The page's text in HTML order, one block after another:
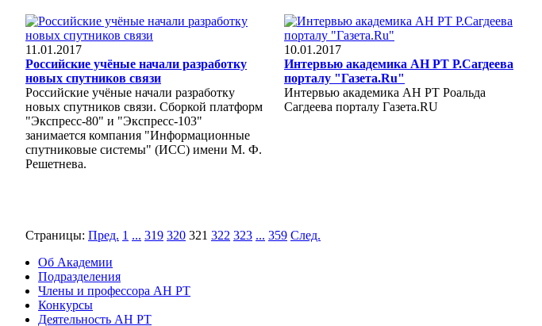
11.01.2017
Российские учёные начали разработку
новых спутников связи
Российские учёные начали разработку
новых спутников связи. Сборкой платформ
"Экспресс-80" и "Экспресс-103"
занимается компания "Информационные
спутниковые системы" (ИСС) имени М. Ф.
Решетнева.
10.01.2017
Интервью академика АН РТ Р.Сагдеева
порталу "Газета.Ru"
Интервью академика АН РТ Роальда
Сагдеева порталу Газета.RU
Страницы: Пред. 1 ... 319 320 321 322 323 ... 359 След.
Об Академии
Подразделения
Члены и профессора АН РТ
Конкурсы
Деятельность АН РТ